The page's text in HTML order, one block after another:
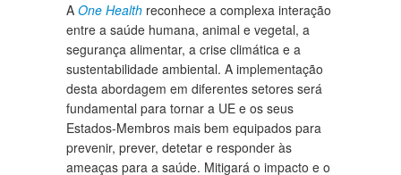
A One Health reconhece a complexa interação
entre a saúde humana, animal e vegetal, a
segurança alimentar, a crise climática e a
sustentabilidade ambiental. A implementação
desta abordagem em diferentes setores será
fundamental para tornar a UE e os seus
Estados-Membros mais bem equipados para
prevenir, prever, detetar e responder às
ameaças para a saúde. Mitigará o impacto e o